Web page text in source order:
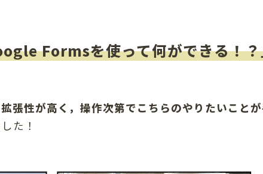
Formsを使って何ができる！
拡張性が高く，操作次第でこちらのやりたいこと
た！